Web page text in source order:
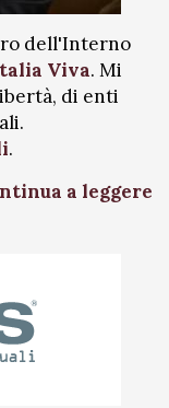
dell'Interno
Viva. Mi
di enti
.
a leggere